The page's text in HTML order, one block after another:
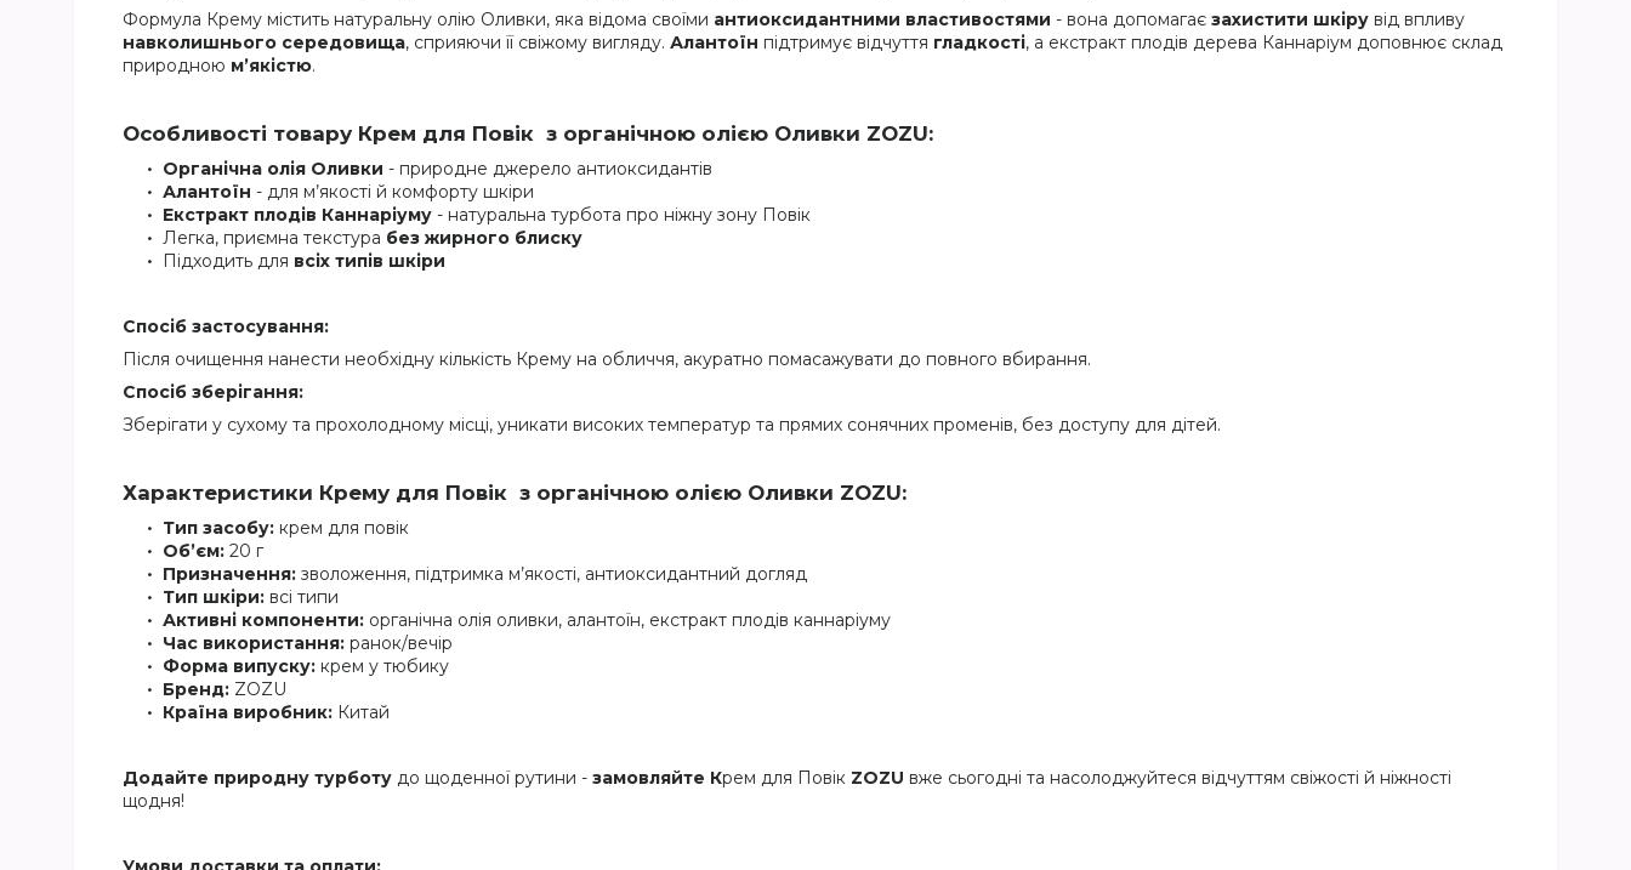
Формула Крему містить натуральну олію Оливки, яка відома своїми антиоксидантними властивостями - вона допомагає захистити шкіру від впливу
навколишнього середовища, сприяючи її свіжому вигляду. Алантоїн підтримує відчуття гладкості, а екстракт плодів дерева Каннаріум доповнює склад
природною м’якістю.
Особливості товару Крем для Повік з органічною олією Оливки ZOZU:
Органічна олія Оливки - природне джерело антиоксидантів
Алантоїн - для м’якості й комфорту шкіри
Екстракт плодів Каннаріуму - натуральна турбота про ніжну зону Повік
Легка, приємна текстура без жирного блиску
Підходить для всіх типів шкіри
Спосіб застосування:
Після очищення нанести необхідну кількість Крему на обличчя, акуратно помасажувати до повного вбирання.
Спосіб зберігання:
Зберігати у сухому та прохолодному місці, уникати високих температур та прямих сонячних променів, без доступу для дітей.
Характеристики Крему для Повік з органічною олією Оливки ZOZU:
Тип засобу: крем для повік
Об’єм: 20 г
Призначення: зволоження, підтримка м’якості, антиоксидантний догляд
Тип шкіри: всі типи
Активні компоненти: органічна олія оливки, алантоїн, екстракт плодів каннаріуму
Час використання: ранок/вечір
Форма випуску: крем у тюбику
Бренд: ZOZU
Країна виробник: Китай
Додайте природну турботу до щоденної рутини - замовляйте Крем для Повік ZOZU вже сьогодні та насолоджуйтеся відчуттям свіжості й ніжності
щодня!